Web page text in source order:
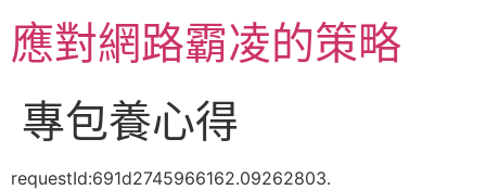
主應對網路霸凌的策略
專包養心得
requestId:691d2745966162.09262803.